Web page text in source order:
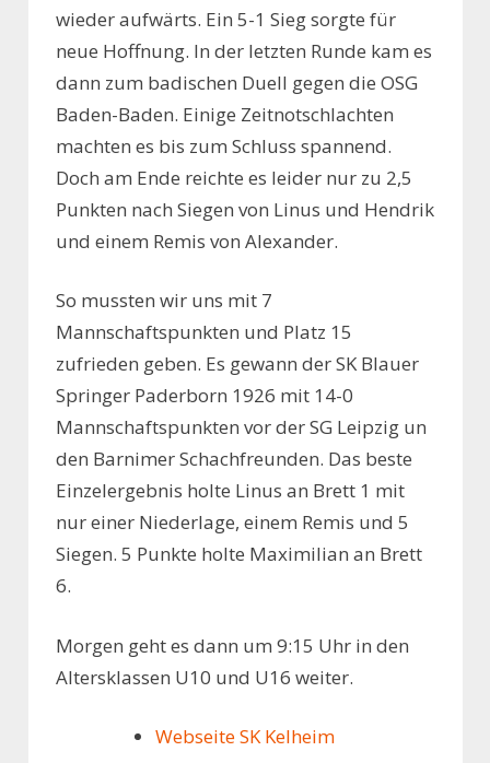
wieder aufwärts. Ein 5-1 Sieg sorgte für
neue Hoffnung. In der letzten Runde kam es
dann zum badischen Duell gegen die OSG
Baden-Baden. Einige Zeitnotschlachten
machten es bis zum Schluss spannend.
Doch am Ende reichte es leider nur zu 2,5
Punkten nach Siegen von Linus und Hendrik
und einem Remis von Alexander.
So mussten wir uns mit 7
Mannschaftspunkten und Platz 15
zufrieden geben. Es gewann der SK Blauer
Springer Paderborn 1926 mit 14-0
Mannschaftspunkten vor der SG Leipzig un
den Barnimer Schachfreunden. Das beste
Einzelergebnis holte Linus an Brett 1 mit
nur einer Niederlage, einem Remis und 5
Siegen. 5 Punkte holte Maximilian an Brett
6.
Morgen geht es dann um 9:15 Uhr in den
Altersklassen U10 und U16 weiter.
Webseite SK Kelheim